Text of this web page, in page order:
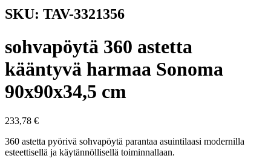
SKU: TAV-3321356
sohvapöytä 360 astetta
kääntyvä harmaa Sonoma
90x90x34,5 cm
233,78 €
360 astetta pyörivä sohvapöytä parantaa asuintilaasi modernilla
esteettisellä ja käytännöllisellä toiminnallaan.